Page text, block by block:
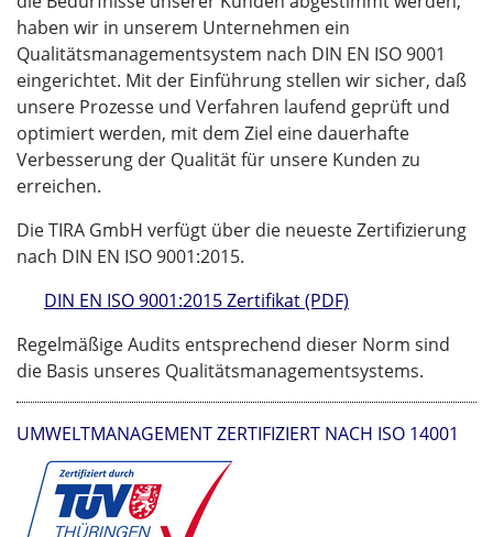
haben wir in unserem Unternehmen ein
Qualitätsmanagementsystem nach DIN EN ISO 9001
eingerichtet. Mit der Einführung stellen wir sicher, daß
unsere Prozesse und Verfahren laufend geprüft und
optimiert werden, mit dem Ziel eine dauerhafte
Verbesserung der Qualität für unsere Kunden zu
erreichen.
Die TIRA GmbH verfügt über die neueste Zertifizierung
nach DIN EN ISO 9001:2015.
DIN EN ISO 9001:2015 Zertifikat (PDF)
Regelmäßige Audits entsprechend dieser Norm sind
die Basis unseres Qualitätsmanagementsystems.
UMWELTMANAGEMENT ZERTIFIZIERT NACH ISO 14001